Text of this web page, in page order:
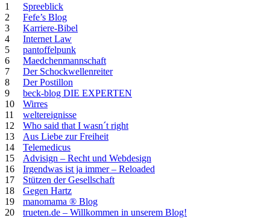
1
Spreeblick
2
Fefe’s Blog
3
Karriere-Bibel
4
Internet Law
5
pantoffelpunk
6
Maedchenmannschaft
7
Der Schockwellenreiter
8
Der Postillon
9
beck-blog DIE EXPERTEN
10
Wirres
11
weltereignisse
12
Who said that I wasn´t right
13
Aus Liebe zur Freiheit
14
Telemedicus
15
Advisign – Recht und Webdesign
16
Irgendwas ist ja immer – Reloaded
17
Stützen der Gesellschaft
18
Gegen Hartz
19
manomama ® Blog
20
trueten.de – Willkommen in unserem Blog!